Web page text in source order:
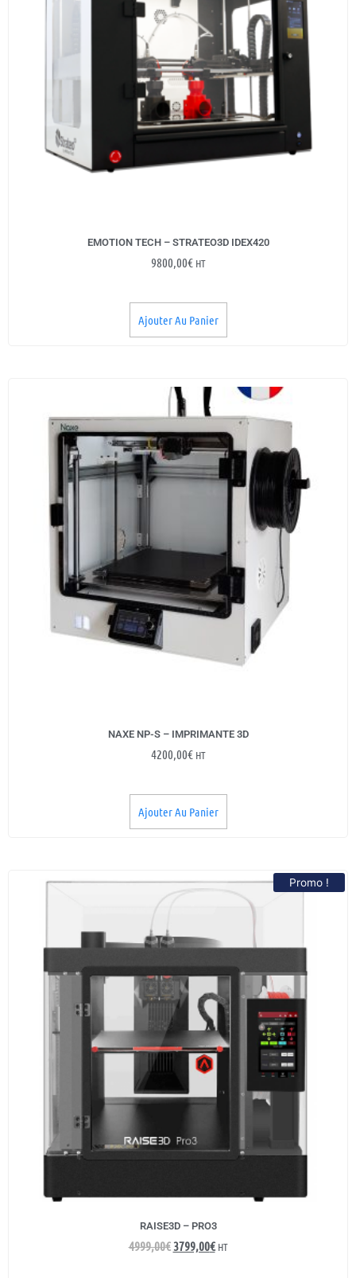
EMOTION TECH – STRATEO3D IDEX420
9800,00€ HT
Ajouter Au Panier
NAXE NP-S – IMPRIMANTE 3D
4200,00€ HT
Ajouter Au Panier
Promo !
RAISE3D – PRO3
4999,00€3799,00€ HT